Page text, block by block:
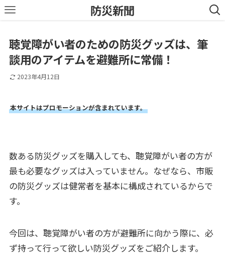
防災新聞
聴覚障がい者のための防災グッズは、筆
談用のアイテムを避難所に常備！
2023年4月12日
本サイトはプロモーションが含まれています。
数ある防災グッズを購入しても、聴覚障がい者の方が
最も必要なグッズは入っていません。なぜなら、市販
の防災グッズは健常者を基本に構成されているからで
す。
今回は、聴覚障がい者の方が避難所に向かう際に、必
ず持って行って欲しい防災グッズをご紹介します。